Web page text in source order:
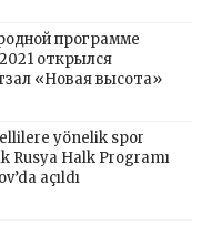
программе
открылся
«Новая высота»
yönelik spor
Rusya Halk Programı
açıldı